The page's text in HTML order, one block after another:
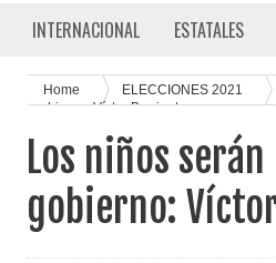
INTERNACIONAL ESTATALES
Home ELECCIONES 2021
gobierno: Víctor Barrientos
Los niños
gobierno: